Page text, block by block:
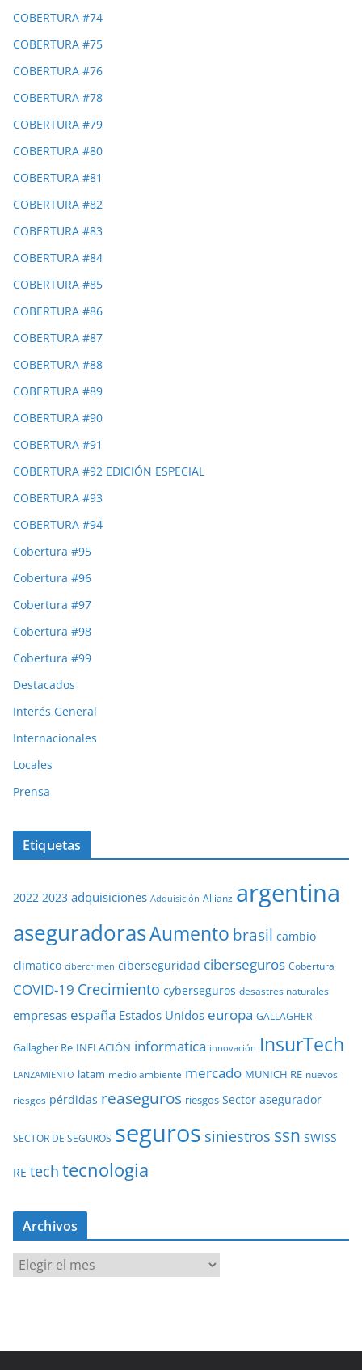
COBERTURA #74
COBERTURA #75
COBERTURA #76
COBERTURA #78
COBERTURA #79
COBERTURA #80
COBERTURA #81
COBERTURA #82
COBERTURA #83
COBERTURA #84
COBERTURA #85
COBERTURA #86
COBERTURA #87
COBERTURA #88
COBERTURA #89
COBERTURA #90
COBERTURA #91
COBERTURA #92 EDICIÓN ESPECIAL
COBERTURA #93
COBERTURA #94
Cobertura #95
Cobertura #96
Cobertura #97
Cobertura #98
Cobertura #99
Destacados
Interés General
Internacionales
Locales
Prensa
Etiquetas
2022 2023 adquisiciones Adquisición Allianz argentina
aseguradorasAumento brasil cambio
climatico cibercrimen ciberseguridad ciberseguros Cobertura
COVID-19 Crecimiento cyberseguros desastres naturales
empresas españa Estados Unidos europa GALLAGHER
Gallagher Re INFLACIÓN informatica innovación InsurTech
LANZAMIENTO latam medio ambiente mercado MUNICH RE nuevos
riesgos pérdidas reaseguros riesgos Sector asegurador
SECTOR DE SEGUROS seguros siniestros ssn SWISS
RE tech tecnologia
Archivos
r